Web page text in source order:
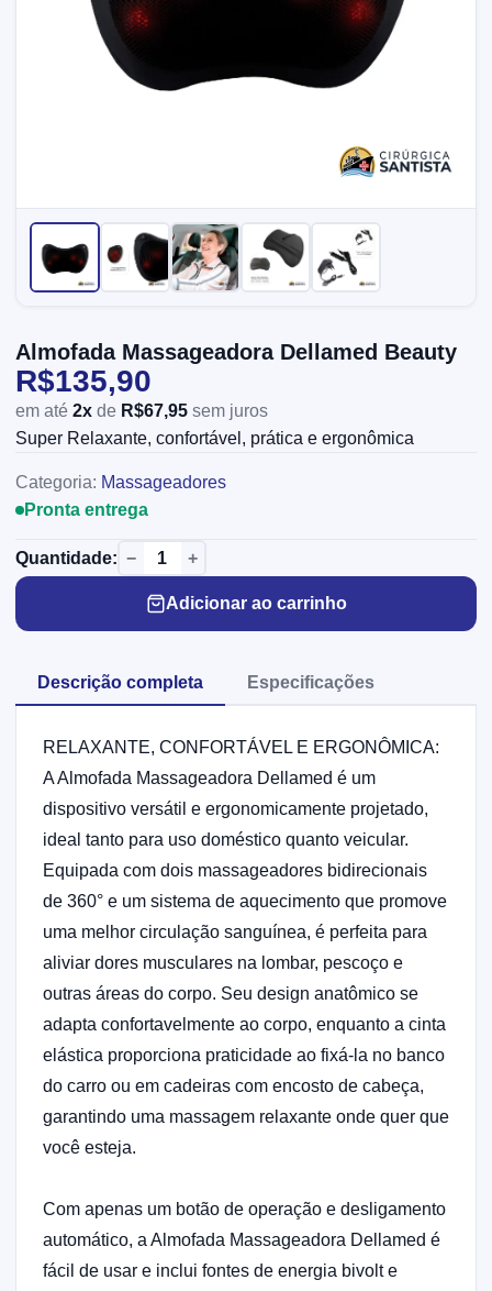
Almofada Massageadora Dellamed Beauty
R$135,90
em até 2x de R$67,95 sem juros
Super Relaxante, confortável, prática e ergonômica
Categoria: Massageadores
Pronta entrega
Quantidade: − +
Adicionar ao carrinho
Descrição completa Especificações
RELAXANTE, CONFORTÁVEL E ERGONÔMICA:
A Almofada Massageadora Dellamed é um
dispositivo versátil e ergonomicamente projetado,
ideal tanto para uso doméstico quanto veicular.
Equipada com dois massageadores bidirecionais
de 360° e um sistema de aquecimento que promove
uma melhor circulação sanguínea, é perfeita para
aliviar dores musculares na lombar, pescoço e
outras áreas do corpo. Seu design anatômico se
adapta confortavelmente ao corpo, enquanto a cinta
elástica proporciona praticidade ao fixá-la no banco
do carro ou em cadeiras com encosto de cabeça,
garantindo uma massagem relaxante onde quer que
você esteja.
Com apenas um botão de operação e desligamento
automático, a Almofada Massageadora Dellamed é
fácil de usar e inclui fontes de energia bivolt e